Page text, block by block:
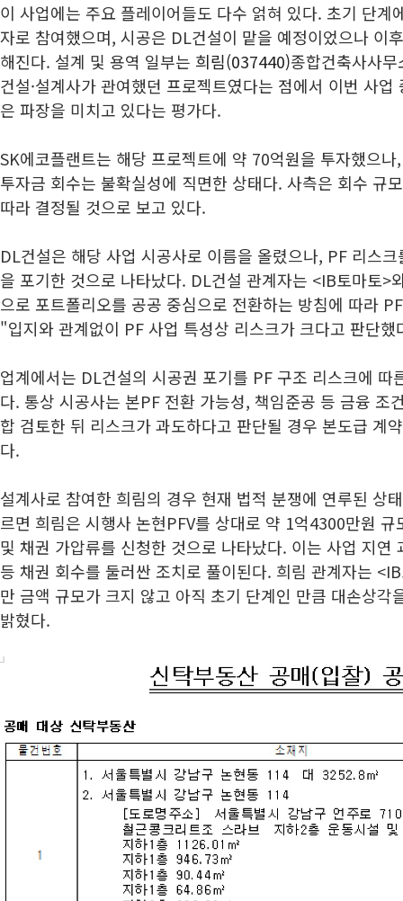
이 사업에는 주요 플레이어들도 다수 얽혀 있다. 초기 단계
자로 참여했으며, 시공은 DL건설이 맡을 예정이었으나 이
해진다. 설계 및 용역 일부는 희림(037440)종합건축사사
건설·설계사가 관여했던 프로젝트였다는 점에서 이번 사
은 파장을 미치고 있다는 평가다.
SK에코플랜트는 해당 프로젝트에 약 70억원을 투자했으
투자금 회수는 불확실성에 직면한 상태다. 사측은 회수 규
따라 결정될 것으로 보고 있다.
DL건설은 해당 사업 시공사로 이름을 올렸으나, PF 리스
을 포기한 것으로 나타났다. DL건설 관계자는 <IB토마토>
으로 포트폴리오를 공공 중심으로 전환하는 방침에 따라
"입지와 관계없이 PF 사업 특성상 리스크가 크다고 판단
업계에서는 DL건설의 시공권 포기를 PF 구조 리스크에 따
다. 통상 시공사는 본PF 전환 가능성, 책임준공 등 금융 조
합 검토한 뒤 리스크가 과도하다고 판단될 경우 본도급 계
다.
설계사로 참여한 희림의 경우 현재 법적 분쟁에 연루된 상
르면 희림은 시행사 논현PFV를 상대로 약 1억4300만원
및 채권 가압류를 신청한 것으로 나타났다. 이는 사업 지연
등 채권 회수를 둘러싼 조치로 풀이된다. 희림 관계자는
만 금액 규모가 크지 않고 아직 초기 단계인 만큼 대손상각
밝혔다.